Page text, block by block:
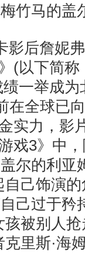
马的盖
影后詹妮
(以下简
一举成
在全球已
实力，影
戏3》中
尔的利亚
己饰演
己过于矜
被别人
里斯·海